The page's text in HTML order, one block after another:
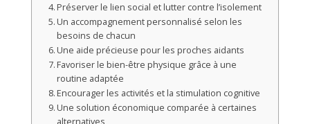
Préserver le lien social et lutter contre l’isolement
Un accompagnement personnalisé selon les
besoins de chacun
Une aide précieuse pour les proches aidants
Favoriser le bien-être physique grâce à une
routine adaptée
Encourager les activités et la stimulation cognitive
Une solution économique comparée à certaines
alternatives